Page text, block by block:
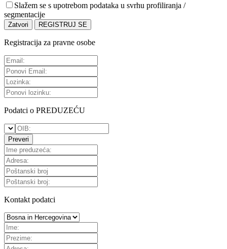
Slažem se s upotrebom podataka u svrhu profiliranja /
segmentacije
Zatvori REGISTRUJ SE
Registracija za pravne osobe
Podatci o PREDUZEĆU
Preveri
Kontakt podatci